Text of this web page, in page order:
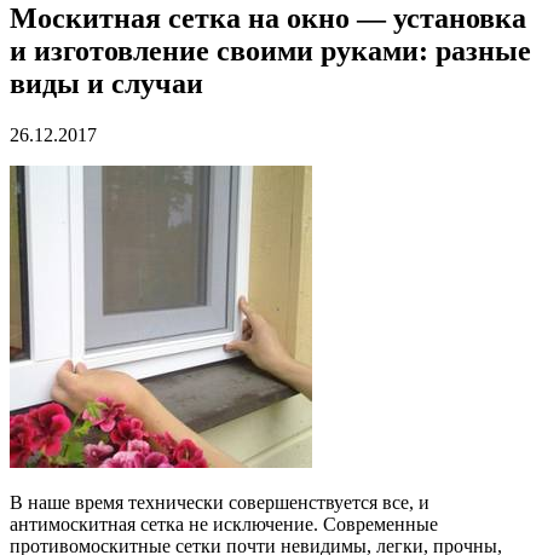
Москитная сетка на окно — установка
и изготовление своими руками: разные
виды и случаи
26.12.2017
В наше время технически совершенствуется все, и
антимоскитная сетка не исключение. Современные
противомоскитные сетки почти невидимы, легки, прочны,